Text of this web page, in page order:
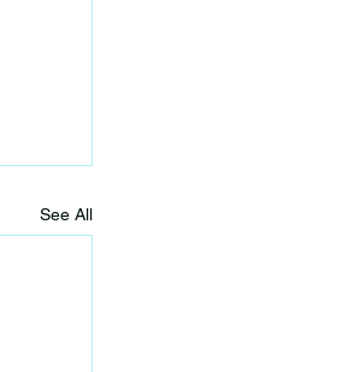
See All